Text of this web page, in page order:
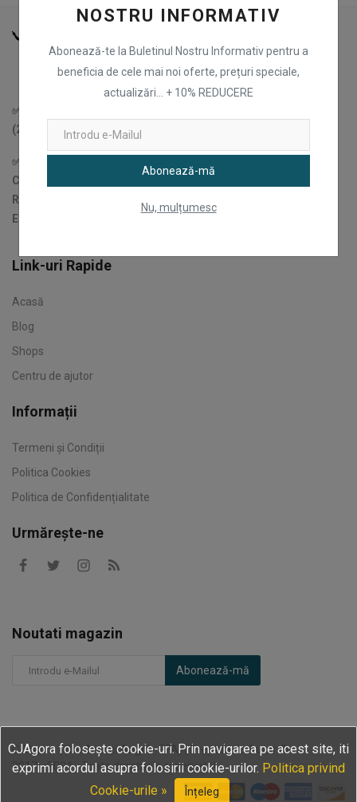
NOSTRU INFORMATIV
Abonează-te la Buletinul Nostru Informativ pentru a
beneficia de cele mai noi oferte, prețuri speciale,
actualizări... + 10% REDUCERE
Abonează-mă
Nu, mulțumesc
✅Țîru Andrei Angel - PFA Cod fiscal (Fiscal Code): 48005991
(2023-date)
✅Ex: CJAgora SRL (2017-2023)
CIF: 37666114
Reg. Com.: J22/1553/2017
EUID: ROONRC.J22/1553/2017
Link-uri Rapide
Acasă
Blog
Shops
Centru de ajutor
Informații
Termeni și Condiții
Politica Cookies
Politica de Confidențialitate
Urmărește-ne
Noutati magazin
Abonează-mă
CJAgora (Țîru Andrei Angel - PFA) | Drepturi de Autor ©
2017⇌2024 - Toate drepturile rezervate!
CJAgora folosește cookie-uri. Prin navigarea pe acest site, iti
exprimi acordul asupra folosirii cookie-urilor. Politica privind
Cookie-urile »
Înțeleg